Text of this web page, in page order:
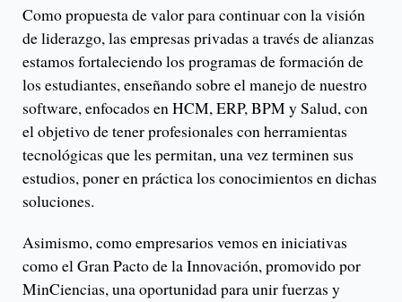
Como propuesta de valor para continuar con la visión
de liderazgo, las empresas privadas a través de alianzas
estamos fortaleciendo los programas de formación de
los estudiantes, enseñando sobre el manejo de nuestro
software, enfocados en HCM, ERP, BPM y Salud, con
el objetivo de tener profesionales con herramientas
tecnológicas que les permitan, una vez terminen sus
estudios, poner en práctica los conocimientos en dichas
soluciones.
Asimismo, como empresarios vemos en iniciativas
como el Gran Pacto de la Innovación, promovido por
MinCiencias, una oportunidad para unir fuerzas y